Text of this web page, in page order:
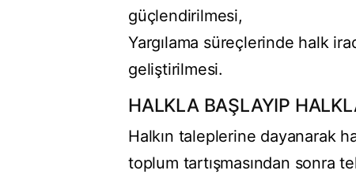
güçlendirilmesi,
Yargılama süreçlerinde halk
geliştirilmesi.
HALKLA BAŞLAYIP
Halkın taleplerine dayanarak
toplum tartışmasından sonra